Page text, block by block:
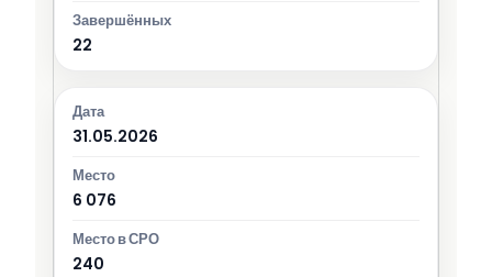
22
31.05.2026
6 076
240